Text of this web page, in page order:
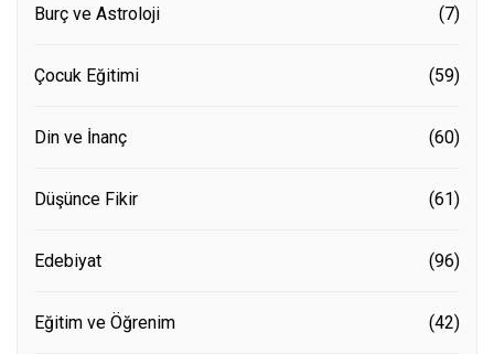
Burç ve Astroloji (7)
Çocuk Eğitimi (59)
Din ve İnanç (60)
Düşünce Fikir (61)
Edebiyat (96)
Eğitim ve Öğrenim (42)